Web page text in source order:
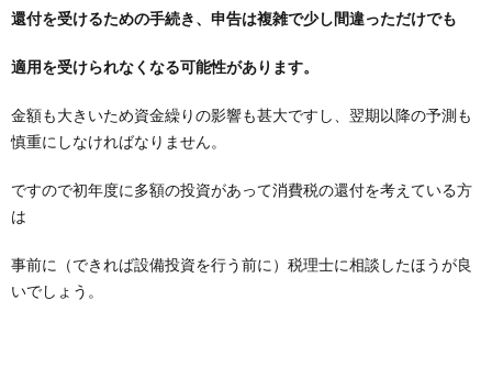
還付を受けるための手続き、申告は複雑で少し間違っただけでも
適用を受けられなくなる可能性があります。
金額も大きいため資金繰りの影響も甚大ですし、翌期以降の予測も
慎重にしなければなりません。
ですので初年度に多額の投資があって消費税の還付を考えている方
は
事前に（できれば設備投資を行う前に）税理士に相談したほうが良
いでしょう。